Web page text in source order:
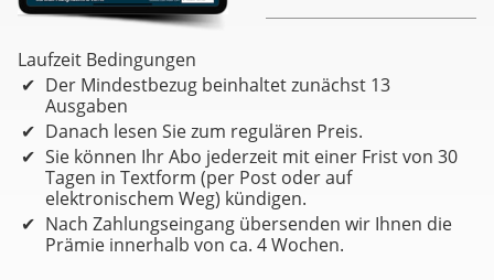
Laufzeit Bedingungen
Der Mindestbezug beinhaltet zunächst 13
Ausgaben
Danach lesen Sie zum regulären Preis.
Sie können Ihr Abo jederzeit mit einer Frist von 30
Tagen in Textform (per Post oder auf
elektronischem Weg) kündigen.
Nach Zahlungseingang übersenden wir Ihnen die
Prämie innerhalb von ca. 4 Wochen.